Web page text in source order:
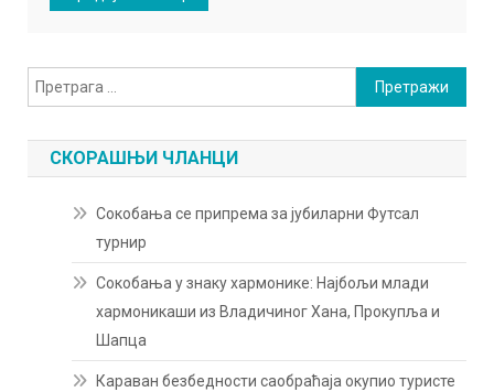
Претрага
за:
СКОРАШЊИ ЧЛАНЦИ
Сокобања се припрема за јубиларни Футсал
турнир
Сокобања у знаку хармонике: Најбољи млади
хармоникаши из Владичиног Хана, Прокупља и
Шапца
Караван безбедности саобраћаја окупио туристе